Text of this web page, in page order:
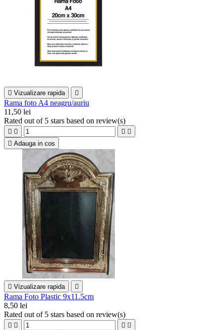
 Vizualizare rapida 
Rama foto A4 neagru/auriu
11,50 lei
Rated out of 5 stars based on review(s)
   
 Adauga in cos
 Vizualizare rapida 
Rama Foto Plastic 9x11.5cm
8,50 lei
Rated out of 5 stars based on review(s)
   